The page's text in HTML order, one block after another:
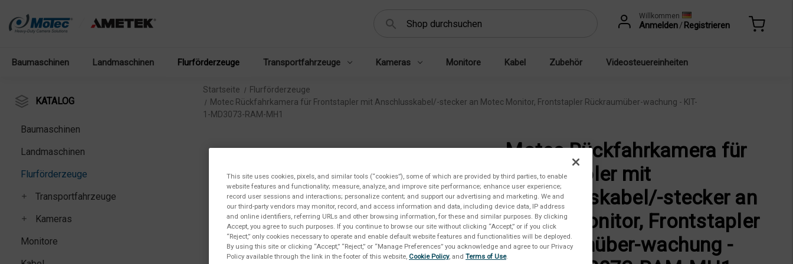
Willkommen
Anmelden/Registrieren
Baumaschinen Landmaschinen Flurförderzeuge Transportfahrzeuge Kameras Monitore Kabel Zubehör Videosteuereinheiten
KATALOG
Baumaschinen
Landmaschinen
Flurförderzeuge
Transportfahrzeuge
Kameras
Monitore
Startseite
Flurförderzeuge
Motec Rückfahrkamera für Frontstapler mit Anschlusskabel/-stecker an Motec Monitor, Frontstapler Rückraumüber-wachung - KIT-
1-MD3073-RAM-MH1
Motec Rückfahrkamera für
Frontstapler mit
Anschlusskabel/-stecker an
Motec Monitor, Frontstapler
Rückraumüber-wachung -
This site uses cookies, pixels, and similar tools (“cookies”), some of which are provided by third parties, to enable
website features and functionality; measure, analyze, and improve site performance; enhance user experience;
record user sessions and interactions; personalize content; and support our advertising and marketing. We and
our third-party vendors may monitor, record, and access information and data, including device data, IP address
and online identifiers, referring URLs and other browsing information, for these and similar purposes. By clicking
Accept, you agree to such purposes. If you continue to browse our site without clicking “Accept,” or if you click
“Reject,” only cookies necessary to operate and enable default website features and functionalities will be deployed.
By using this site or clicking “Accept,” “Reject,” or “Manage Preferences” you acknowledge and agree to our Privacy
Policy available through the link in the footer of this website, Cookie Policy, and Terms of Use.